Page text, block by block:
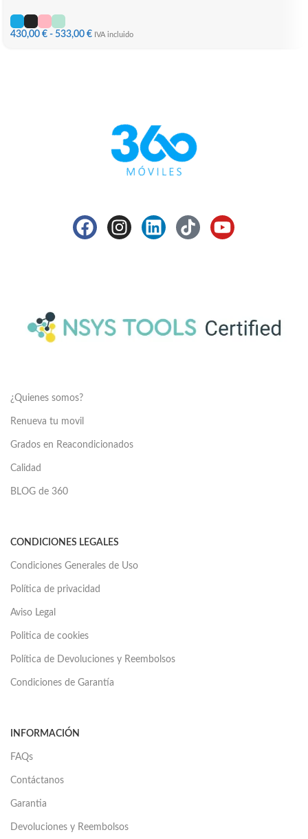
430,00 € - 533,00 € IVA incluido
¿Quienes somos?
Renueva tu movil
Grados en Reacondicionados
Calidad
BLOG de 360
CONDICIONES LEGALES
Condiciones Generales de Uso
Política de privacidad
Aviso Legal
Politica de cookies
Política de Devoluciones y Reembolsos
Condiciones de Garantía
INFORMACIÓN
FAQs
Contáctanos
Garantia
Devoluciones y Reembolsos